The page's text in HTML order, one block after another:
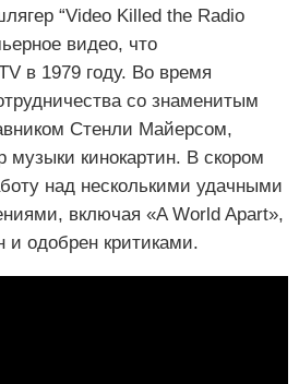
“Video Killed the Radio
видео, что
в 1979 году. Во время
со знаменитым
Стенли Майерсом,
кинокартин. В скором
над несколькими удачными
включая «A World Apart»,
и одобрен критиками.